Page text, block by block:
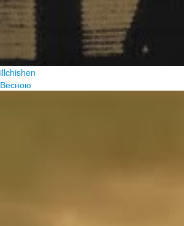
illchishen
Весною